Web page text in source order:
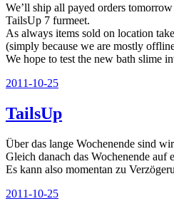
We’ll ship all payed orders
TailsUp 7 furmeet.
As always items sold on location
(simply because we are mostly
We hope to test the new bath slime
Veröffentlicht
2011-10-25
TailsUp
Über das lange Wochenende sind
Gleich danach das Wochenende auf
Es kann also momentan zu
Veröffentlicht
2011-10-25